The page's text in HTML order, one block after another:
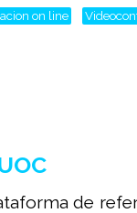
on line
de